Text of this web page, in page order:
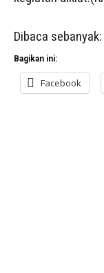
Dibaca sebanyak:
Bagikan ini:
Facebook